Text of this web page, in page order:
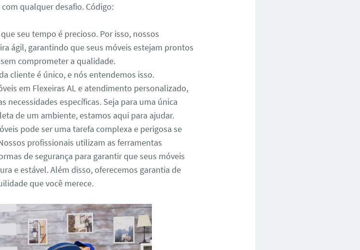
qualquer desafio. Código:
seu tempo é precioso. Por isso, nossos
ágil, garantindo que seus móveis estejam prontos
comprometer a qualidade.
cliente é único, e nós entendemos isso.
em Flexeiras AL e atendimento personalizado,
necessidades específicas. Seja para uma única
de um ambiente, estamos aqui para ajudar.
pode ser uma tarefa complexa e perigosa se
profissionais utilizam as ferramentas
de segurança para garantir que seus móveis
e estável. Além disso, oferecemos garantia de
que você merece.